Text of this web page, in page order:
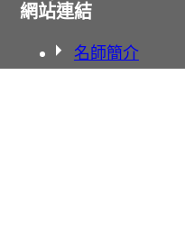
網站連結
名師簡介